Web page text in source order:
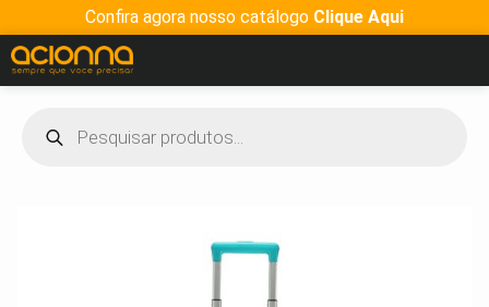
Confira agora nosso catálogo Clique Aqui